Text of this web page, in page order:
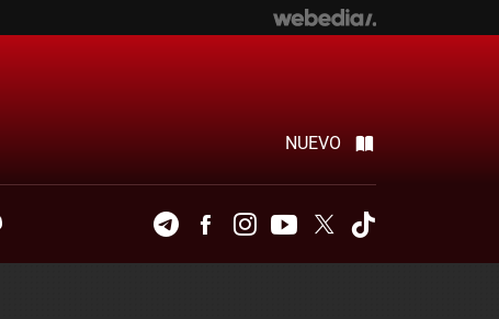
NUEVO
TelegramFacebookInstagramYoutubeTwitter